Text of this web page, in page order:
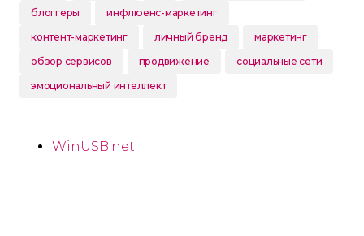
блоггеры
инфлюенс-маркетинг
контент-маркетинг
личный бренд
маркетинг
обзор сервисов
продвижение
социальные сети
эмоциональный интеллект
WinUSB.net